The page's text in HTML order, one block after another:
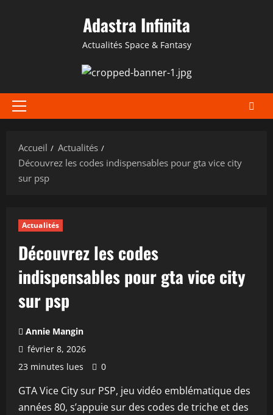
Adastra Infinita
Actualités Space & Fantasy
Menu
Accueil
Actualités
Découvrez les codes indispensables pour gta vice city
sur psp
Actualités
Découvrez les codes
indispensables pour gta vice city
sur psp
Annie Mangin
février 8, 2026
23 minutes lues
0
GTA Vice City sur PSP, jeu vidéo emblématique des
années 80, s’appuie sur des codes de triche et des